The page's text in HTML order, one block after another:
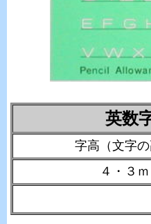
英数
字高（文字の
４・３